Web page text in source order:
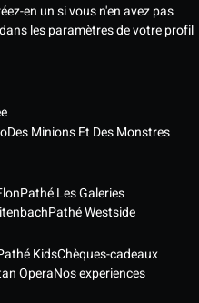
en un si vous n'en avez pas
les paramètres de votre profil
Des Minions Et Des Monstres
Pathé Les Galeries
Pathé Westside
KidsChèques-cadeaux
OperaNos experiences